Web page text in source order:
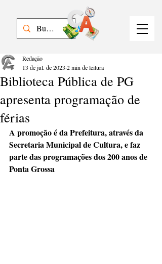
Biblioteca Pública de PG
apresenta programação de
férias
Redação
13 de jul. de 2023 2 min de leitura
A promoção é da Prefeitura, através da
Secretaria Municipal de Cultura, e faz
parte das programações dos 200 anos de
Ponta Grossa